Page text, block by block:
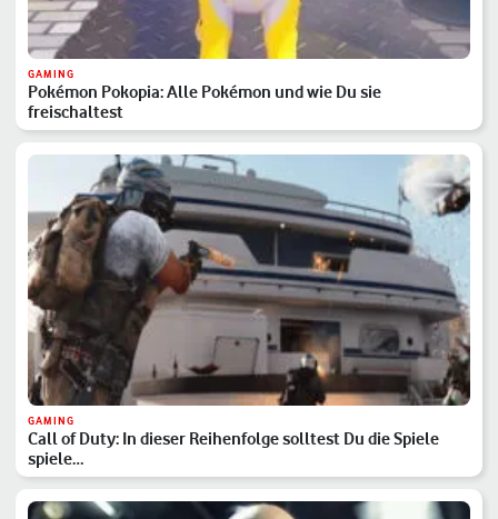
GAMING
Pokémon Pokopia: Alle Pokémon und wie Du sie
freischaltest
GAMING
Call of Duty: In dieser Reihenfolge solltest Du die Spiele
spiele…